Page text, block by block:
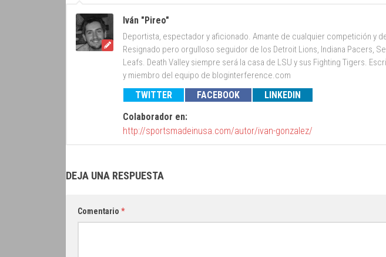
Iván "Pireo"
Deportista, espectador y aficionado. Amante de cualquier competición y
Resignado pero orgulloso seguidor de los Detroit Lions, Indiana Pacers,
Leafs. Death Valley siempre será la casa de LSU y sus Fighting Tigers.
y miembro del equipo de bloginterference.com
TWITTER FACEBOOK
LINKEDIN
Colaborador en:
http://sportsmadeinusa.com/autor/ivan-gonzalez/
DEJA UNA RESPUESTA
Comentario *